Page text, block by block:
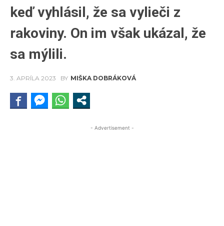
keď vyhlásil, že sa vylieči z
rakoviny. On im však ukázal, že
sa mýlili.
3. APRÍLA 2023 BY MIŠKA DOBRÁKOVÁ
- Advertisement -